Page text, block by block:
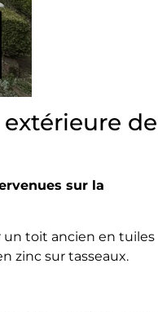
extérieure de
sur la
un toit ancien en tuiles
zinc sur tasseaux.